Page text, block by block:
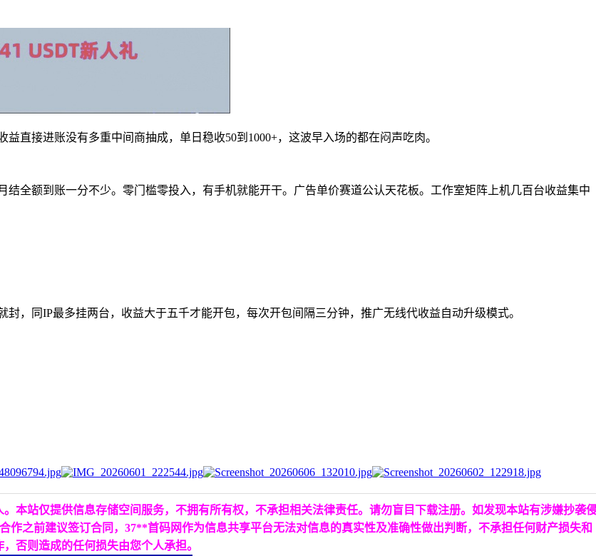
直接进账没有多重中间商抽成，单日稳收50到1000+，这波早入场的都在闷声吃肉。
全额到账一分不少。零门槛零投入，有手机就能开干。广告单价赛道公认天花板。工作室矩阵上机几百台收益集中
，同IP最多挂两台，收益大于五千才能开包，每次开包间隔三分钟，推广无线代收益自动升级模式。
本站仅提供信息存储空间服务，不拥有所有权，不承担相关法律责任。请勿盲目下载注册。如发现本站有涉嫌抄袭
合作之前建议签订合同，37**首码网作为信息共享平台无法对信息的真实性及准确性做出判断，不承担任何财产损失和
否则造成的任何损失由您个人承担。